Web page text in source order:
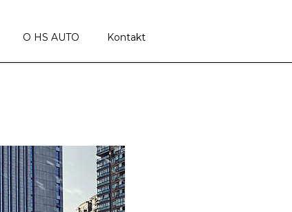
O HS AUTO Kontakt